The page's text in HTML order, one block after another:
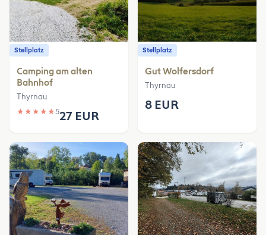
Stellplatz
Camping am alten
Bahnhof
Thyrnau
★ ★ ★ ★ ★527 EUR
Stellplatz
Gut Wolfersdorf
Thyrnau
8 EUR